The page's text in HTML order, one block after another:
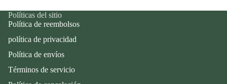
Políticas del sitio
Política de reembolsos
política de privacidad
Política de envíos
Términos de servicio